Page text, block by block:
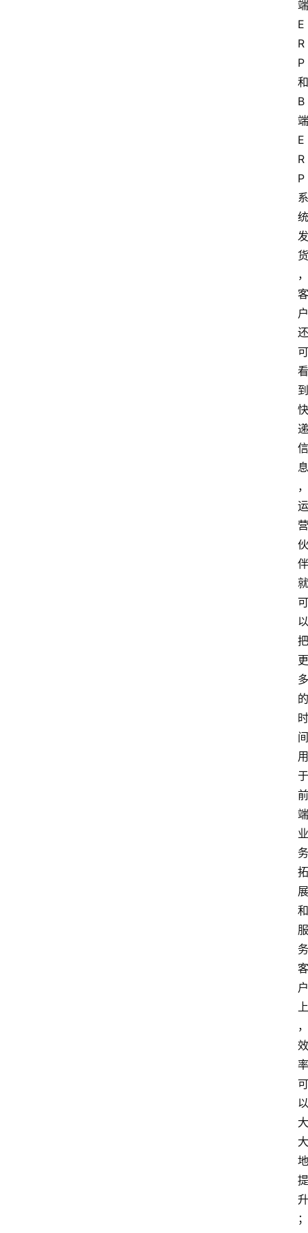
端
E
R
P
和
B
端
E
R
P
系
统
发
货
，
客
户
还
可
看
到
快
递
信
息
，
运
营
伙
伴
就
可
以
把
更
多
的
时
间
用
于
前
端
业
务
拓
展
和
服
务
客
户
上
，
效
率
可
以
大
大
地
提
升
；